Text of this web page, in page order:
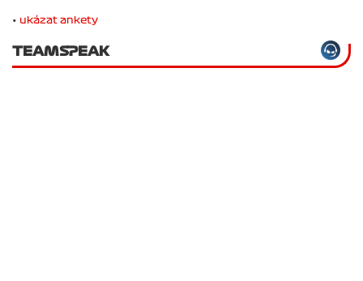
• ukázat ankety
TEAMSPEAK